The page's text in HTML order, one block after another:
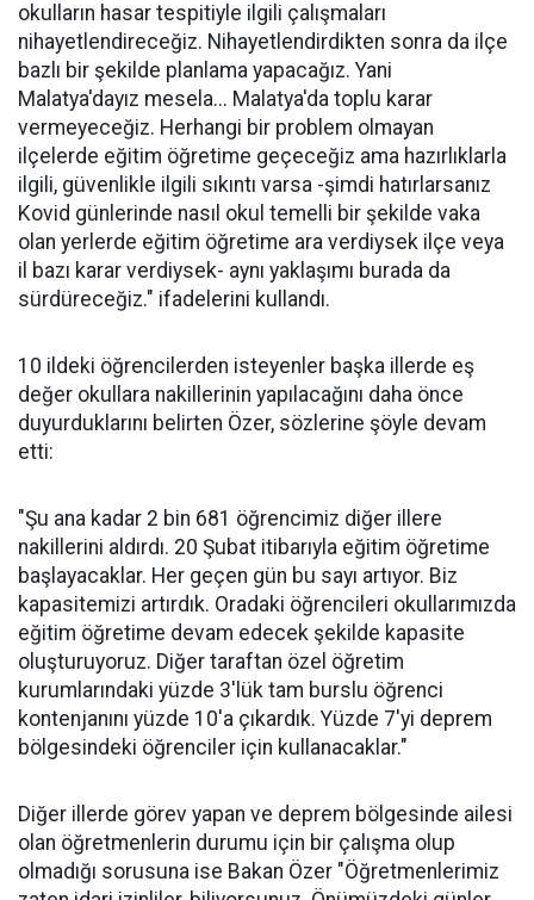
okulların hasar tespitiyle ilgili çalışmaları
nihayetlendireceğiz. Nihayetlendirdikten sonra da ilçe
bazlı bir şekilde planlama yapacağız. Yani
Malatya'dayız mesela... Malatya'da toplu karar
vermeyeceğiz. Herhangi bir problem olmayan
ilçelerde eğitim öğretime geçeceğiz ama hazırlıklarla
ilgili, güvenlikle ilgili sıkıntı varsa -şimdi hatırlarsanız
Kovid günlerinde nasıl okul temelli bir şekilde vaka
olan yerlerde eğitim öğretime ara verdiysek ilçe veya
il bazı karar verdiysek- aynı yaklaşımı burada da
sürdüreceğiz." ifadelerini kullandı.
10 ildeki öğrencilerden isteyenler başka illerde eş
değer okullara nakillerinin yapılacağını daha önce
duyurduklarını belirten Özer, sözlerine şöyle devam
etti:
"Şu ana kadar 2 bin 681 öğrencimiz diğer illere
nakillerini aldırdı. 20 Şubat itibarıyla eğitim öğretime
başlayacaklar. Her geçen gün bu sayı artıyor. Biz
kapasitemizi artırdık. Oradaki öğrencileri okullarımızda
eğitim öğretime devam edecek şekilde kapasite
oluşturuyoruz. Diğer taraftan özel öğretim
kurumlarındaki yüzde 3'lük tam burslu öğrenci
kontenjanını yüzde 10'a çıkardık. Yüzde 7'yi deprem
bölgesindeki öğrenciler için kullanacaklar."
Diğer illerde görev yapan ve deprem bölgesinde ailesi
olan öğretmenlerin durumu için bir çalışma olup
olmadığı sorusuna ise Bakan Özer "Öğretmenlerimiz